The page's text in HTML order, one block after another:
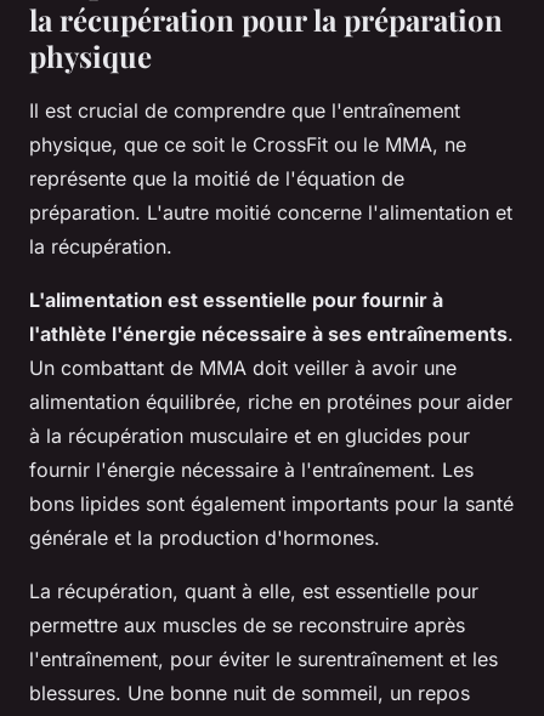
la récupération pour la préparation
physique
Il est crucial de comprendre que l'entraînement
physique, que ce soit le CrossFit ou le MMA, ne
représente que la moitié de l'équation de
préparation. L'autre moitié concerne l'alimentation et
la récupération.
L'alimentation est essentielle pour fournir à
l'athlète l'énergie nécessaire à ses entraînements.
Un combattant de MMA doit veiller à avoir une
alimentation équilibrée, riche en protéines pour aider
à la récupération musculaire et en glucides pour
fournir l'énergie nécessaire à l'entraînement. Les
bons lipides sont également importants pour la santé
générale et la production d'hormones.
La récupération, quant à elle, est essentielle pour
permettre aux muscles de se reconstruire après
l'entraînement, pour éviter le surentraînement et les
blessures. Une bonne nuit de sommeil, un repos